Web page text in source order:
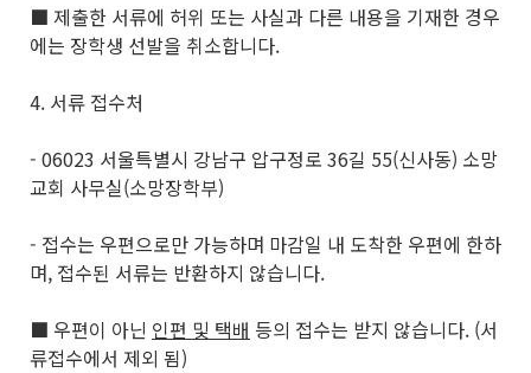
■ 제출한 서류에 허위 또는 사실과 다른 내용을 기재한 경우
에는 장학생 선발을 취소합니다.
4. 서류 접수처
- 06023 서울특별시 강남구 압구정로 36길 55(신사동) 소망
교회 사무실(소망장학부)
- 접수는 우편으로만 가능하며 마감일 내 도착한 우편에 한하
며, 접수된 서류는 반환하지 않습니다.
■ 우편이 아닌 인편 및 택배 등의 접수는 받지 않습니다. (서
류접수에서 제외 됨)